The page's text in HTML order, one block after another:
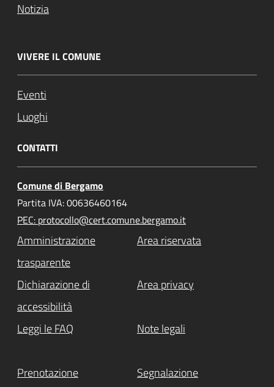
Notizia
VIVERE IL COMUNE
Eventi
Luoghi
CONTATTI
Comune di Bergamo
Partita IVA: 00636460164
PEC: protocollo@cert.comune.bergamo.it
Amministrazione
trasparente
Area riservata
Dichiarazione di
accessibilità
Area privacy
Leggi le FAQ Note legali
Prenotazione
Segnalazione